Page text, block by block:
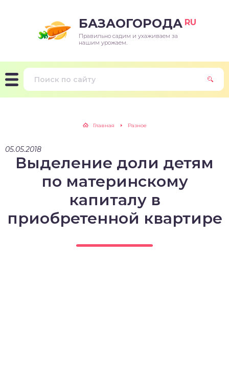
БАЗАОГОРОДА RU
Правильно садим и ухаживаем за
нашим урожаем.
Главная Разное
05.05.2018
Выделение доли детям
по материнскому
капиталу в
приобретенной квартире